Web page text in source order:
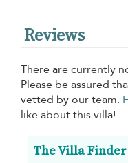
Reviews
There are currently
Please be assured
vetted by our team.
like about this villa!
The Villa Finder